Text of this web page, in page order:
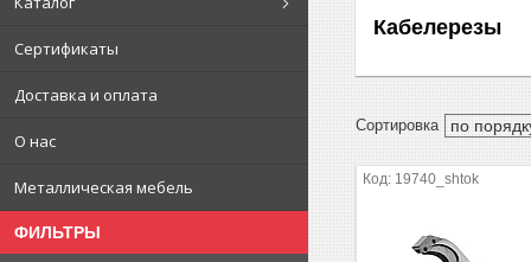
Сертификаты
Доставка и оплата
О нас
Металлическая мебель
ФИЛЬТРЫ
Кабелерезы
19740_shtok